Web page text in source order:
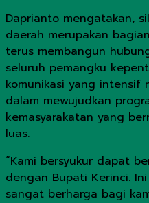
Daprianto mengatakan,
daerah merupakan
terus membangun
seluruh pemangku
komunikasi yang intensif
dalam mewujudkan
kemasyarakatan yang
luas.
“Kami bersyukur dapat
dengan Bupati Kerinci.
sangat berharga bagi